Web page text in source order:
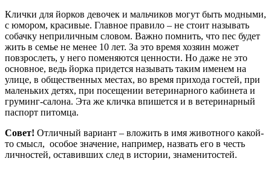
Клички для йорков девочек и мальчиков могут быть модными,
с юмором, красивые. Главное правило – не стоит называть
собачку неприличным словом. Важно помнить, что пес будет
жить в семье не менее 10 лет. За это время хозяин может
повзрослеть, у него поменяются ценности. Но даже не это
основное, ведь йорка придется называть таким именем на
улице, в общественных местах, во время прихода гостей, при
маленьких детях, при посещении ветеринарного кабинета и
груминг-салона. Эта же кличка впишется и в ветеринарный
паспорт питомца.
Совет! Отличный вариант – вложить в имя животного какой-
то смысл, особое значение, например, назвать его в честь
личностей, оставивших след в истории, знаменитостей.